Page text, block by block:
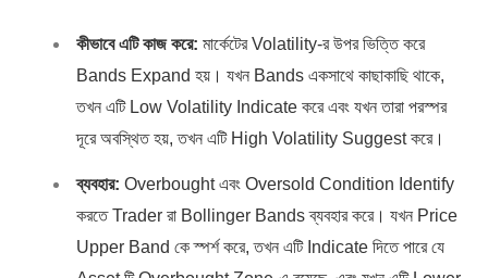
কীভাবে এটি কাজ করে: মার্কেটের Volatility-র উপর ভিত্তি করে
Bands Expand হয়। যখন Bands একসাথে কাছাকাছি থাকে,
তখন এটি Low Volatility Indicate করে এবং যখন তারা পরস্পর
দূরে অবস্থিত হয়, তখন এটি High Volatility Suggest করে।
ব্যবহার: Overbought এবং Oversold Condition Identify
করতে Trader রা Bollinger Bands ব্যবহার করে। যখন Price
Upper Band কে স্পর্শ করে, তখন এটি Indicate দিতে পারে যে